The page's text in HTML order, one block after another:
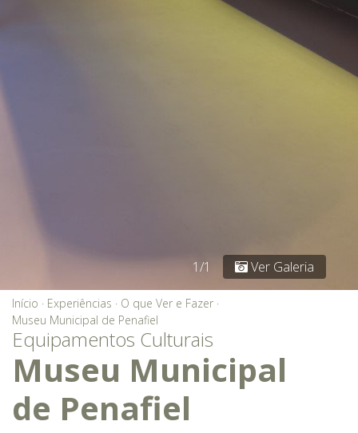
1/1 Ver Galeria
Início · Experiências · O que Ver e Fazer ·
Museu Municipal de Penafiel
Equipamentos Culturais
Museu Municipal
de Penafiel